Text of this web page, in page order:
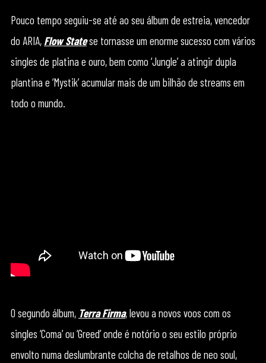
Pouco tempo seguiu-se até ao seu álbum de estreia, vencedor
do ARIA, Flow Statese tornasse um enorme sucesso com vários
singles de platina e ouro, bem como ‘Jungle’ a atingir dupla
plantina e ‘Mystik’ acumular mais de um bilhão de streams em
todo o mundo.
O segundo álbum, Terra Firma, levou a novos voos com os
singles ‘Coma’ ou ‘Greed’ onde é notório o seu estilo próprio
envolto numa deslumbrante colcha de retalhos de neo soul,